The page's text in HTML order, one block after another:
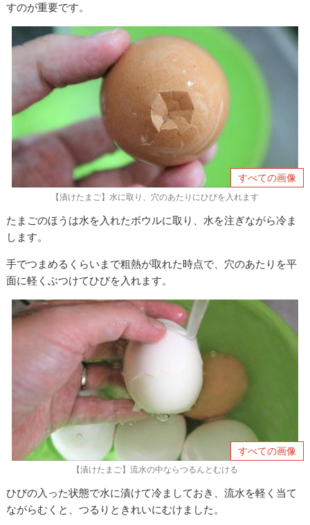
すのが重要です。
すべての画像
【漬けたまご】水に取り、穴のあたりにひびを入れます
たまごのほうは水を入れたボウルに取り、水を注ぎながら冷ま
します。
手でつまめるくらいまで粗熱が取れた時点で、穴のあたりを平
面に軽くぶつけてひびを入れます。
すべての画像
【漬けたまご】流水の中ならつるんとむける
ひびの入った状態で水に漬けて冷ましておき、流水を軽く当て
ながらむくと、つるりときれいにむけました。